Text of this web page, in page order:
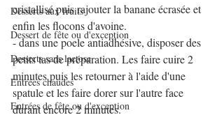
Desserts aux fruits
Dessert de fête ou d'exception
Desserts sans lactose
Entrées chaudes
Entrées de fête ou d'exception
cristallisé puis rajouter la banane écrasée et
enfin les flocons d'avoine.
- dans une poele antiadhésive, disposer des
petits tas de préparation. Les faire cuire 2
minutes puis les retourner à l'aide d'une
spatule et les faire dorer sur l'autre face
durant encore 2 minutes.